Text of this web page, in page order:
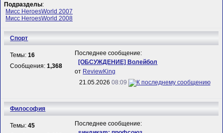
Подразделы:
Мисс HeroesWorld 2007
Мисс HeroesWorld 2008
Спорт
Темы:16
Сообщения:1,368
Последнее сообщение:
[ОБСУЖДЕНИЕ] Волейбол
от ReviewKing
21.05.2026 08:09
Философия
Темы:45
Последнее сообщение: